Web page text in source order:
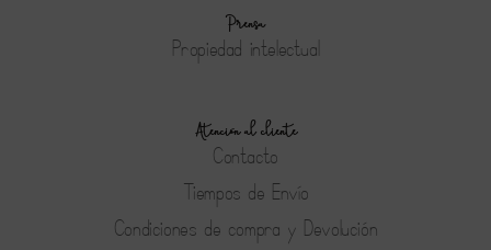
Prensa
Propiedad intelectual
Atención al cliente
Contacto
Tiempos de Envío
Condiciones de compra y Devolución